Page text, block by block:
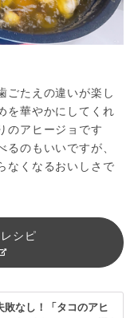
ごたえの違いが楽し
を華やかにしてくれ
のアヒージョです
のもいいですが、
なくなるおいしさで
シピ
敗なし！「タコのアヒ